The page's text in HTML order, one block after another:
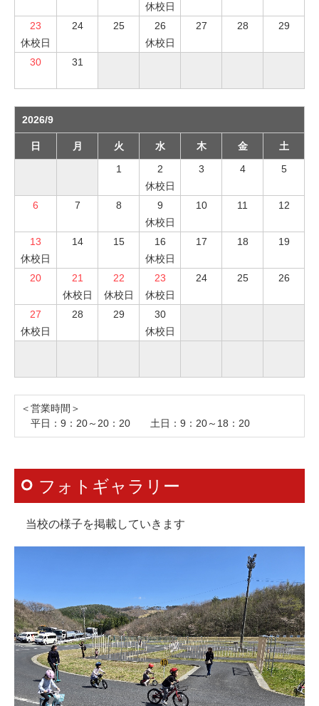
休校日
23
休校日
24 25
26
休校日
27 28 29
30 31
2026/9
日 月 火 水 木 金
土
1
2
休校日
3 4 5
6 7 8
9
休校日
10 11 12
13
休校日
14 15
16
休校日
17 18 19
20
21
休校日
22
休校日
23
休校日
24 25 26
27
休校日
28 29
30
休校日
＜営業時間＞
平日：9：20～20：20　　土日：9：20～18：20
フォトギャラリー
当校の様子を掲載していきます